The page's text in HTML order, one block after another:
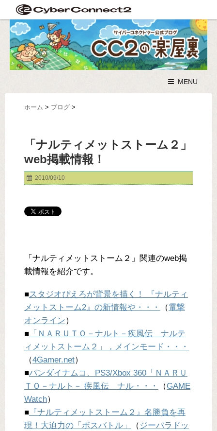
MENU
ホーム > ブログ >
「ナルティメットストーム２」
web掲載情報！
2010/09/10
「ナルティメットストーム２」関連のweb掲
載情報を紹介です。
■スタジオぴえろが背景を描く！ 『ナルティ
メットストーム2』の新情報や・・・
（電撃
オンライン）
■ 「ＮＡＲＵＴＯ－ナルト－疾風伝 ナルテ
ィメットストーム２」，メインモード・・・
（4Gamer.net）
■バンダイナムコ、PS3/Xbox 360「ＮＡＲＵ
ＴＯ－ナルト－ 疾風伝 ナル・・・
（GAME
Watch）
■ 『ナルティメットストーム２』名勝負を再
現！大迫力の「ボスバトル」
（ ジーパラドッ